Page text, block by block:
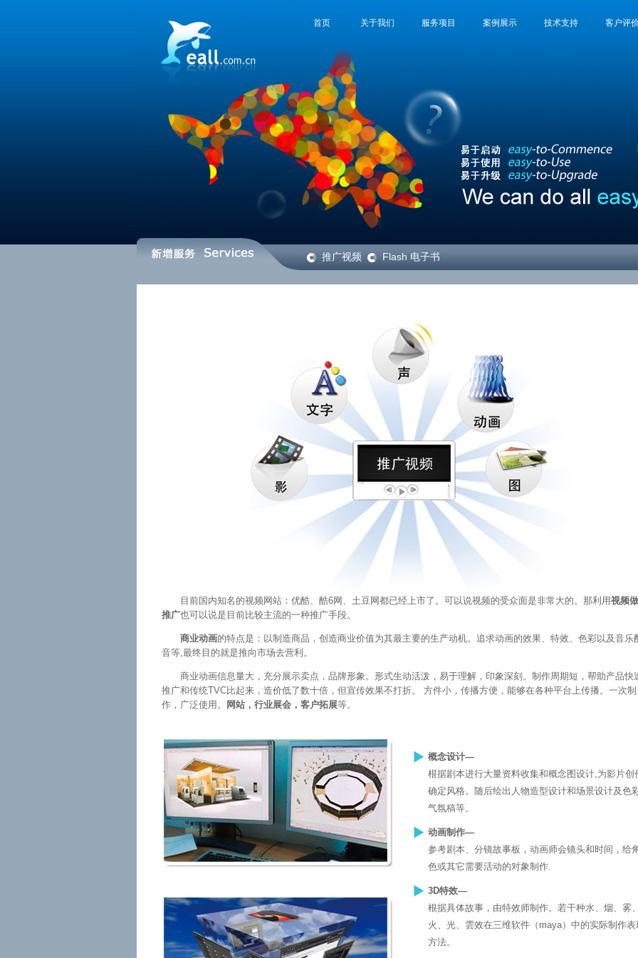
首页 关于我们 服务项目 案例展示 技术支持 客户评
推广视频 Flash 电子书
目前国内知名的视频网站：优酷、酷6网、土豆网都已经上市了。可以说视频的受众面是非常大的。那利用视频做
推广也可以说是目前比较主流的一种推广手段。
商业动画的特点是：以制造商品，创造商业价值为其最主要的生产动机。追求动画的效果、特效、色彩以及音乐
音等,最终目的就是推向市场去营利。
商业动画信息量大，充分展示卖点，品牌形象。形式生动活泼，易于理解，印象深刻。制作周期短，帮助产品快
推广和传统TVC比起来，造价低了数十倍，但宣传效果不打折。 方件小，传播方便，能够在各种平台上传播。一次制
作，广泛使用。
网站，行业展会，客户拓展等。
概念设计—
根据剧本进行大量资料收集和概念图设计,为影片创
确定风格。随后绘出人物造型设计和场景设计及色
气氛稿等。
动画制作—
参考剧本、分镜故事板，动画师会镜头和时间，给
色或其它需要活动的对象制作.
3D特效—
根据具体故事，由特效师制作。若干种水、烟、雾
火、光、雲效在三维软件（maya）中的实际制作表
方法。